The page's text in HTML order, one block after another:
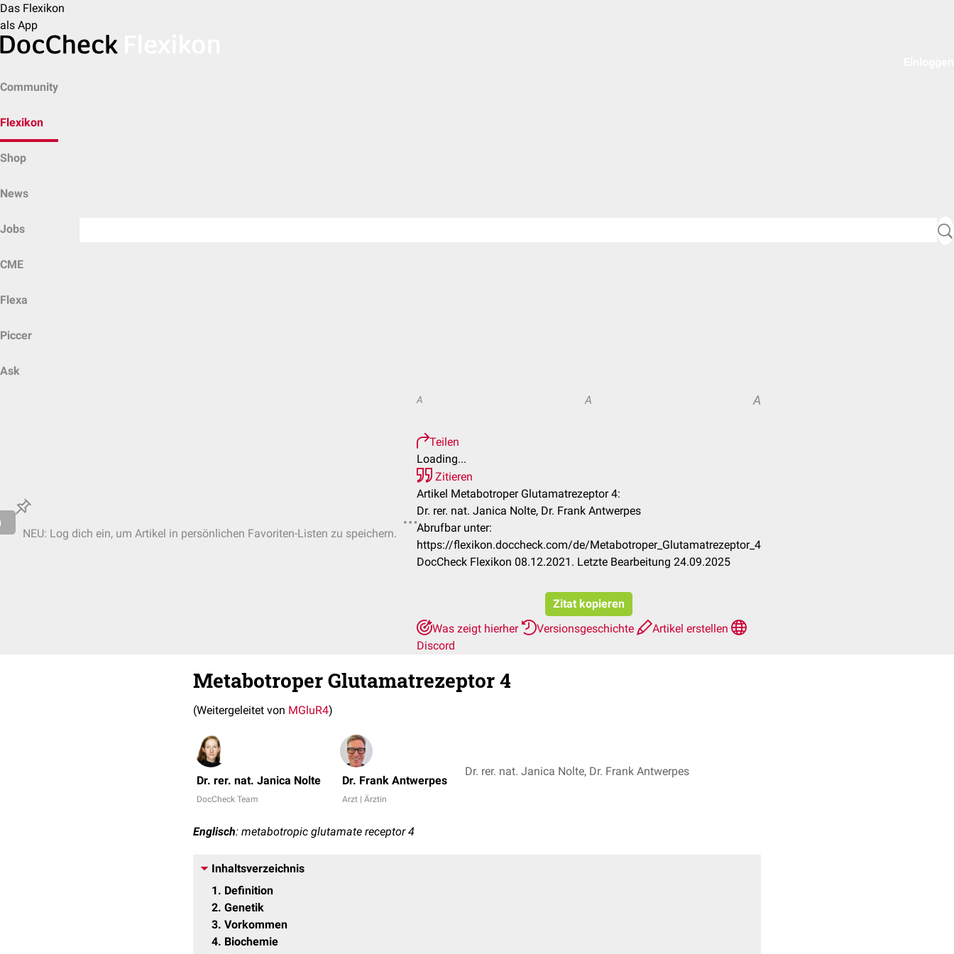
Das Flexikon
als App
Community
Flexikon
Shop
News
Jobs
CME
Flexa
Piccer
Ask
NEU: Log dich ein, um Artikel in persönlichen Favoriten-Listen zu speichern.
A A A
Teilen
Loading...
Zitieren
Artikel Metabotroper Glutamatrezeptor 4:
Dr. rer. nat. Janica Nolte, Dr. Frank Antwerpes
Abrufbar unter:
https://flexikon.doccheck.com/de/Metabotroper_Glutamatrezeptor_4
DocCheck Flexikon 08.12.2021. Letzte Bearbeitung 24.09.2025
Zitat kopieren
Was zeigt hierher
Versionsgeschichte
Artikel erstellen
Discord
Metabotroper Glutamatrezeptor 4
(Weitergeleitet von MGluR4)
Dr. rer. nat. Janica Nolte
DocCheck Team
Dr. Frank Antwerpes
Arzt | Ärztin
Dr. rer. nat. Janica Nolte, Dr. Frank Antwerpes
Englisch: metabotropic glutamate receptor 4
Inhaltsverzeichnis
1
Definition
2 Genetik
3 Vorkommen
4 Biochemie